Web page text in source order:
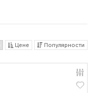
Цене Популярности